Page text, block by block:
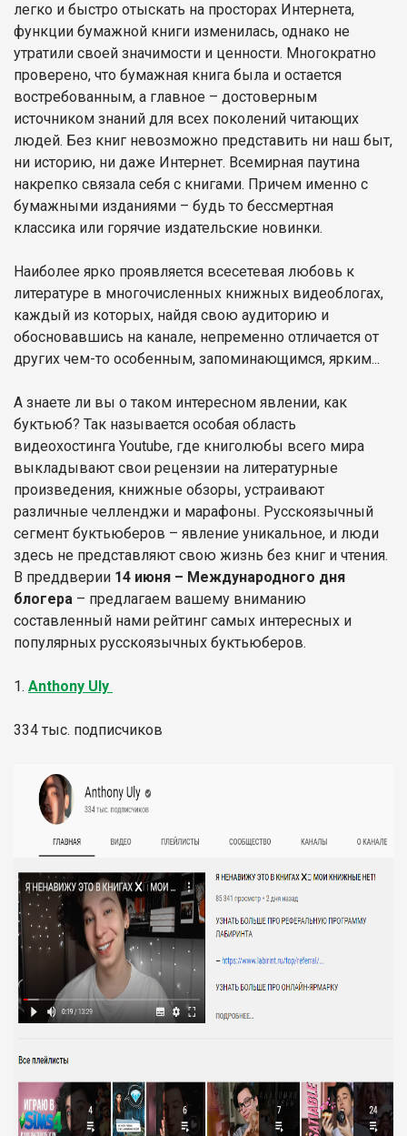
легко и быстро отыскать на просторах Интернета,
функции бумажной книги изменилась, однако не
утратили своей значимости и ценности. Многократно
проверено, что бумажная книга была и остается
востребованным, а главное – достоверным
источником знаний для всех поколений читающих
людей. Без книг невозможно представить ни наш быт,
ни историю, ни даже Интернет. Всемирная паутина
накрепко связала себя с книгами. Причем именно с
бумажными изданиями – будь то бессмертная
классика или горячие издательские новинки.
Наиболее ярко проявляется всесетевая любовь к
литературе в многочисленных книжных видеоблогах,
каждый из которых, найдя свою аудиторию и
обосновавшись на канале, непременно отличается от
других чем-то особенным, запоминающимся, ярким...
А знаете ли вы о таком интересном явлении, как
буктьюб? Так называется особая область
видеохостинга Youtube, где книголюбы всего мира
выкладывают свои рецензии на литературные
произведения, книжные обзоры, устраивают
различные челленджи и марафоны. Русскоязычный
сегмент буктьюберов – явление уникальное, и люди
здесь не представляют свою жизнь без книг и чтения.
В преддверии 14 июня – Международного дня
блогера – предлагаем вашему вниманию
составленный нами рейтинг самых интересных и
популярных русскоязычных буктьюберов.
1. Anthony Uly
334 тыс. подписчиков